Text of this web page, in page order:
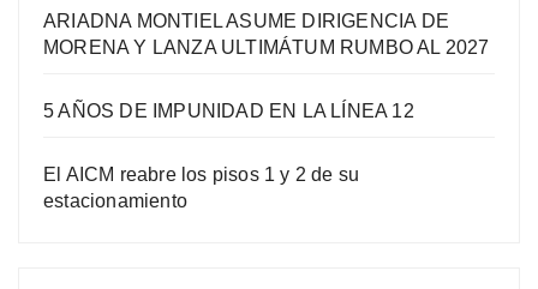
ARIADNA MONTIEL ASUME DIRIGENCIA DE
MORENA Y LANZA ULTIMÁTUM RUMBO AL 2027
5 AÑOS DE IMPUNIDAD EN LA LÍNEA 12
El AICM reabre los pisos 1 y 2 de su
estacionamiento